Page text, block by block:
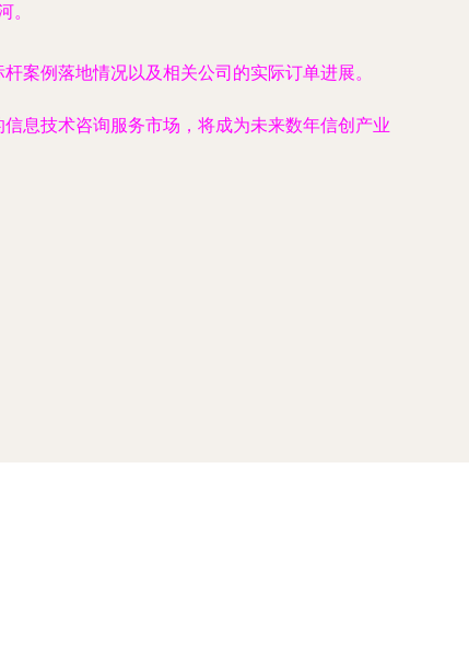
。
案例落地情况以及相关公司的实际订单进展。
息技术咨询服务市场，将成为未来数年信创产业